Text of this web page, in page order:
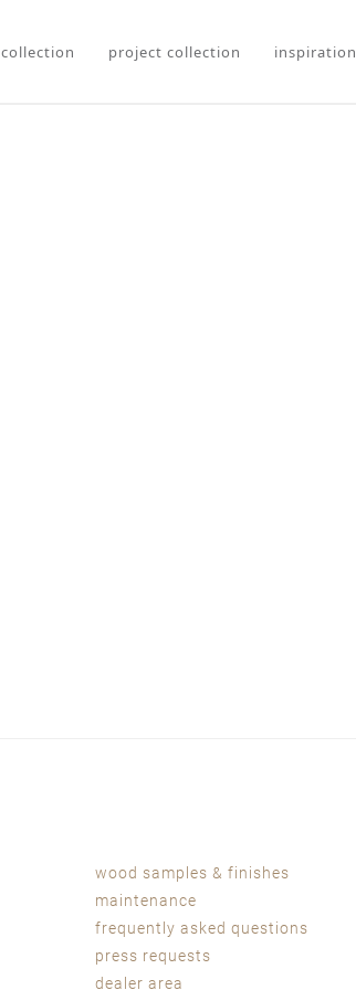
collection project collection inspiration
wood samples & finishes
maintenance
frequently asked questions
press requests
dealer area